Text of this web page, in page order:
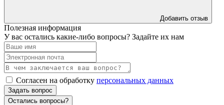
Добавить отзыв
Полезная информация
У вас остались какие-либо вопросы? Задайте их нам
Согласен на обработку персональных данных
Задать вопрос
Остались вопросы?